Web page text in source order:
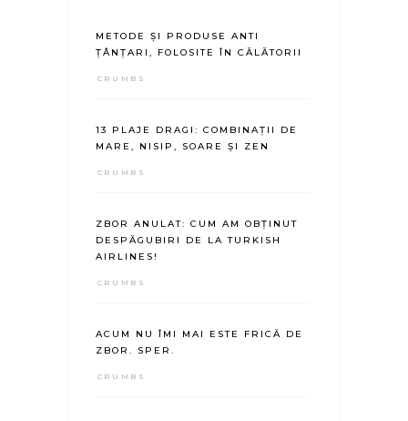
METODE ȘI PRODUSE ANTI
ȚÂNȚARI, FOLOSITE ÎN CĂLĂTORII
CRUMBS
13 PLAJE DRAGI: COMBINAȚII DE
MARE, NISIP, SOARE ȘI ZEN
CRUMBS
ZBOR ANULAT: CUM AM OBȚINUT
DESPĂGUBIRI DE LA TURKISH
AIRLINES!
CRUMBS
ACUM NU ÎMI MAI ESTE FRICĂ DE
ZBOR. SPER.
CRUMBS